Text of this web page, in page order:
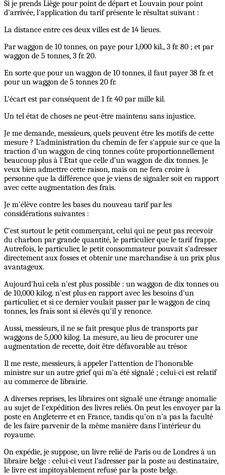
Si je prends Liège pour point de départ et Louvain pour point
d'arrivée, l'application du tarif présente le résultat suivant :
La distance entre ces deux villes est de 14 lieues.
Par waggon de 10 tonnes, on paye pour 1,000 kil., 3 fr. 80 ; et par
waggon de 5 tonnes, 3 fr. 20.
En sorte que pour un waggon de 10 tonnes, il faut payer 38 fr. et
pour un waggon de 5 tonnes 20 fr.
L'écart est par conséquent de 1 fr. 40 par mille kil.
Un tel état de choses ne peut-être maintenu sans injustice.
Je me demande, messieurs, quels peuvent être les motifs de cette
mesure ? L'administration du chemin de fer s'appuie sur ce que la
traction d'un waggon de cinq tonnes coûte proportionnellement
beaucoup plus à l'Etat que celle d'un waggon de dix tonnes. Je
veux bien admettre cette raison, mais on ne fera croire à
personne que la différence que je viens de signaler soit en rapport
avec cette augmentation des frais.
Je m'élève contre les bases du nouveau tarif par les
considérations suivantes :
C'est surtout le petit commerçant, celui qui ne peut pas recevoir
du charbon par grande quantité, le particulier que le tarif frappe.
Autrefois, le particulier, le petit consommateur pouvait s'adresser
directement aux fosses et obtenir une marchandise à un prix plus
avantageux.
Aujourd'hui cela n'est plus possible : un waggon de dix tonnes ou
de 10,000 kilog. n'est plus en rapport avec les besoins d'un
particulier, et si ce dernier voulait passer par le waggon de cinq
tonnes, les frais sont si élevés qu'il y renonce.
Aussi, messieurs, il ne se fait presque plus de transports par
waggons de 5,000 kilog. La mesure, au lieu de procurer une
augmentation de recette, doit être défavorable au trésor.
Il me reste, messieurs, à appeler l'attention de l'honorable
ministre sur un autre grief qui m'a été signalé ; celui-ci est relatif
au commerce de librairie.
A diverses reprises, les libraires ont signalé une étrange anomalie
au sujet de l'expédition des livres reliés. On peut les envoyer par la
poste en Angleterre et en France, tandis qu'on n'a pas la faculté
de les faire parvenir de la même manière dans l'intérieur du
royaume.
On expédie, je suppose, un livre relié de Paris ou de Londres à un
libraire belge : celui-ci veut l'adresser par la poste au destinataire,
le livre est impitoyablement refusé par la poste belge.